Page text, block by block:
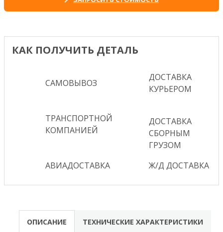
КАК ПОЛУЧИТЬ ДЕТАЛЬ
САМОВЫВОЗ
ДОСТАВКА
КУРЬЕРОМ
ТРАНСПОРТНОЙ
КОМПАНИЕЙ
ДОСТАВКА
СБОРНЫМ
ГРУЗОМ
АВИАДОСТАВКА
Ж/Д ДОСТАВКА
ОПИСАНИЕ ТЕХНИЧЕСКИЕ ХАРАКТЕРИСТИКИ